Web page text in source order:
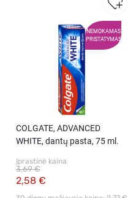
NEMOKAMAS
PRISTATYMAS
COLGATE, ADVANCED
WHITE, dantų pasta, 75 ml.
Įprastinė kaina
2,58 €
3,69 €